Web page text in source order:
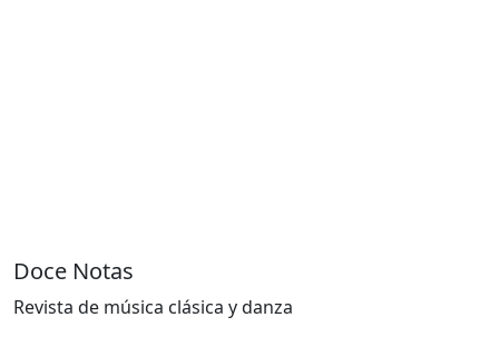
Doce Notas
Revista de música clásica y danza